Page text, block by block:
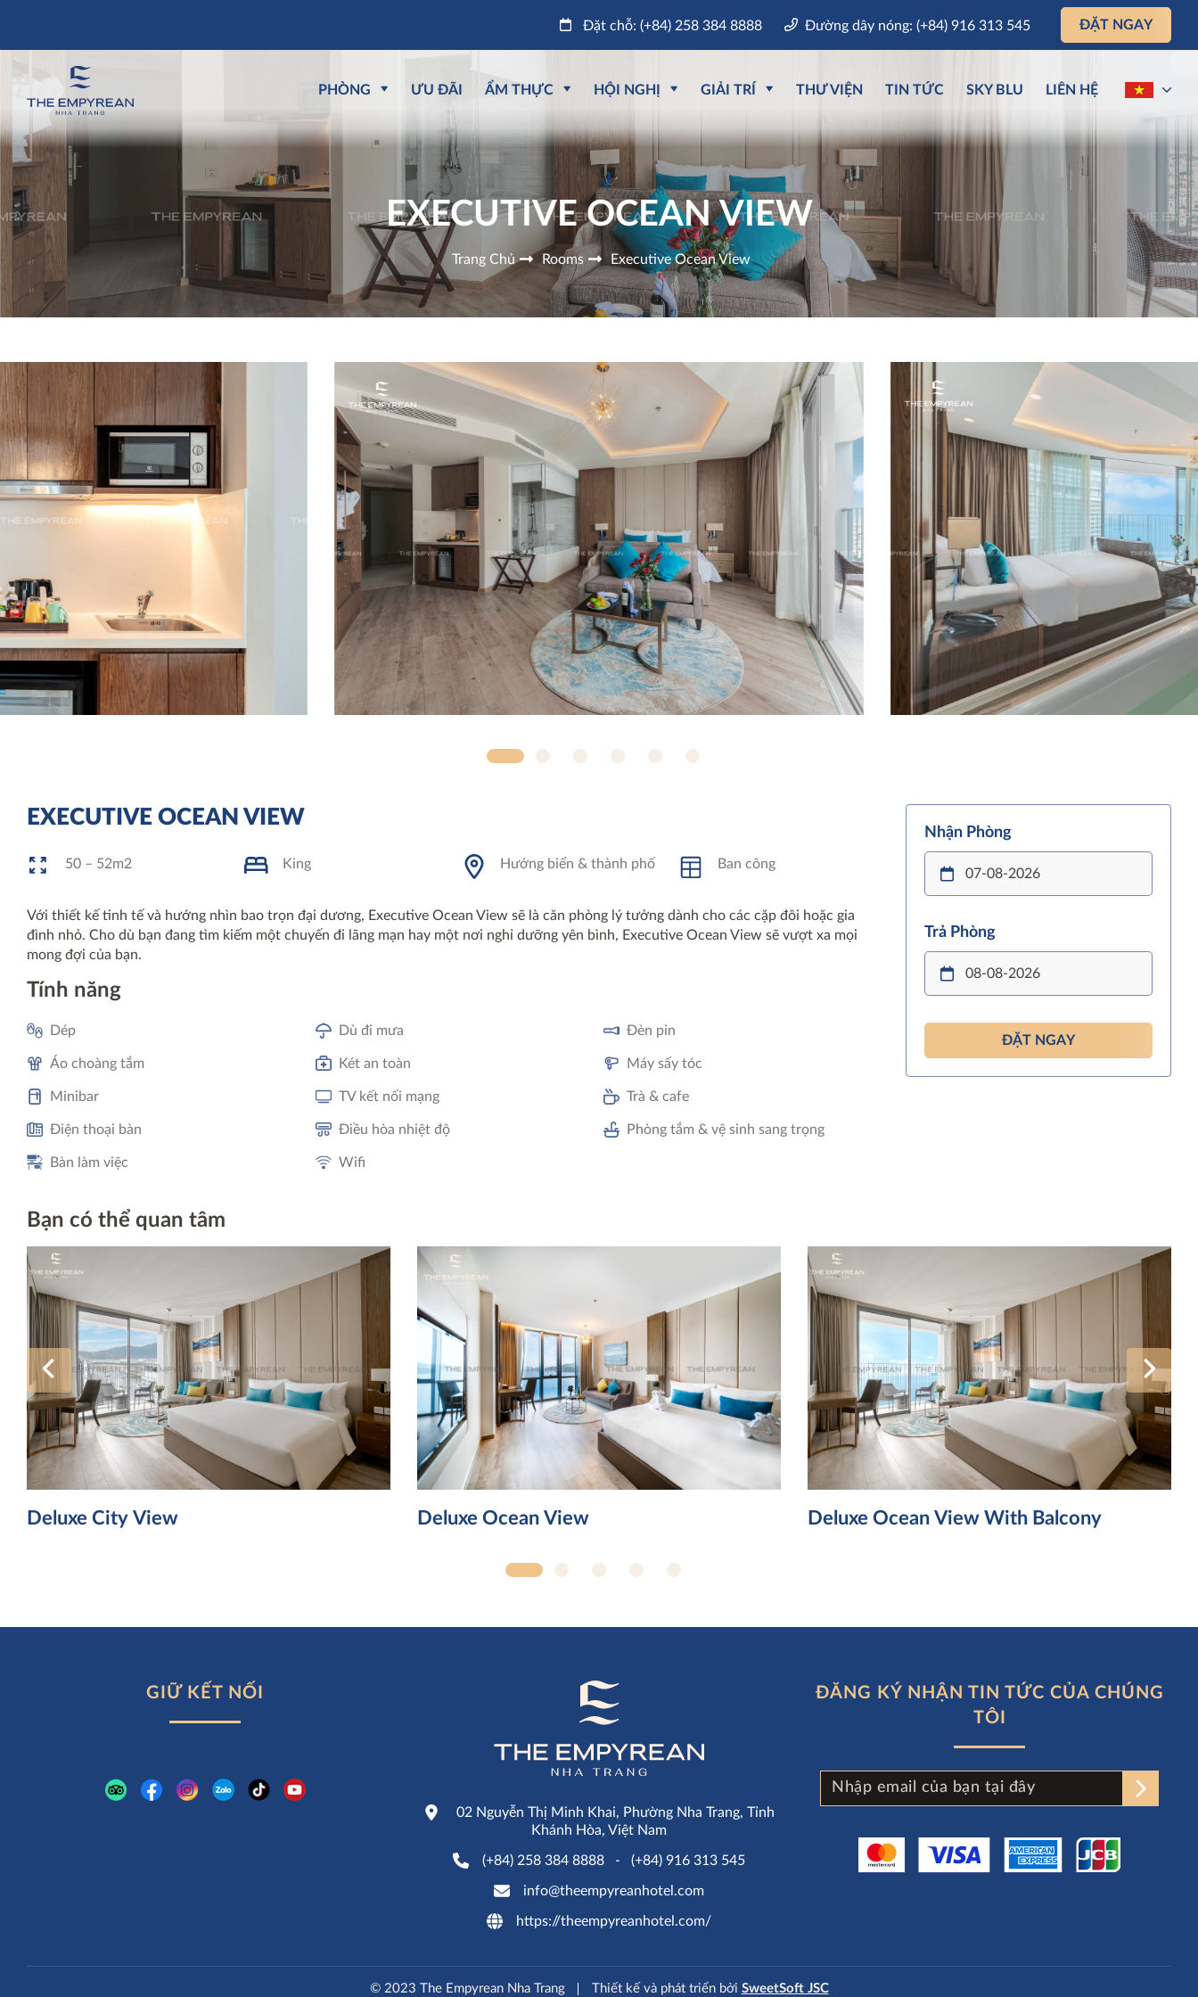
PHÒNG ƯU ĐÃI ẨM THỰC HỘI NGHỊ GIẢI TRÍ THƯ VIỆN TIN TỨC SKY BLU LIÊN HỆ
Đặt chỗ: (+84) 258 384 8888 Đường dây nóng: (+84) 916 313 545 ĐẶT NGAY
EXECUTIVE OCEAN VIEW
Trang Chủ Rooms Executive Ocean View
EXECUTIVE OCEAN VIEW
50 – 52m2 King Hướng biển & thành phố Ban công
Với thiết kế tinh tế và hướng nhìn bao trọn đại dương, Executive Ocean View sẽ là căn phòng lý tưởng dành cho các cặp đôi hoặc gia
đình nhỏ. Cho dù bạn đang tìm kiếm một chuyến đi lãng mạn hay một nơi nghỉ dưỡng yên bình, Executive Ocean View sẽ vượt xa mọi
mong đợi của bạn.
Tính năng
Dép Dù đi mưa Đèn pin
Áo choàng tắm Két an toàn Máy sấy tóc
Minibar TV kết nối mạng Trà & cafe
Điện thoại bàn Điều hòa nhiệt độ Phòng tắm & vệ sinh sang trọng
Bàn làm việc Wifi
Nhận Phòng
Trả Phòng
ĐẶT NGAY
Bạn có thể quan tâm
Deluxe City View Deluxe Ocean View Deluxe Ocean View With Balcony
GIỮ KẾT NỐI
02 Nguyễn Thị Minh Khai, Phường Nha Trang, Tỉnh
Khánh Hòa, Việt Nam
(+84) 258 384 8888 - (+84) 916 313 545
info@theempyreanhotel.com
https://theempyreanhotel.com/
ĐĂNG KÝ NHẬN TIN TỨC CỦA CHÚNG
TÔI
© 2023 The Empyrean Nha Trang Thiết kế và phát triển bởi SweetSoft JSC